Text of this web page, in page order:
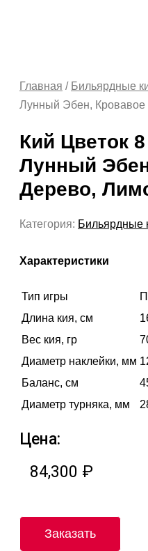
Главная / Бильярдные
Лунный Эбен, Кровавое
Кий Цветок
Лунный
Дерево,
Категория: Бильярдные
Характеристики
Тип игры
Длина кия, см
Вес кия, гр
Диаметр наклейки, мм
Баланс, см
Диаметр турняка, мм
Цена:
84,300 ₽
Заказать